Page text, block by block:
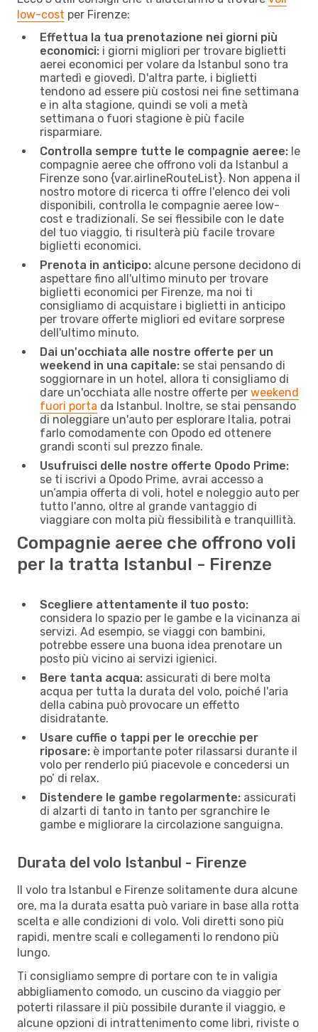
low-cost per Firenze:
Effettua la tua prenotazione nei giorni più
economici: i giorni migliori per trovare biglietti
aerei economici per volare da Istanbul sono tra
martedì e giovedì. D'altra parte, i biglietti
tendono ad essere più costosi nei fine settimana
e in alta stagione, quindi se voli a metà
settimana o fuori stagione è più facile
risparmiare.
Controlla sempre tutte le compagnie aeree: le
compagnie aeree che offrono voli da Istanbul a
Firenze sono {​var.airlineRouteList}. Non appena il
nostro motore di ricerca ti offre l'elenco dei voli
disponibili, controlla le compagnie aeree low-
cost e tradizionali. Se sei flessibile con le date
del tuo viaggio, ti risulterà più facile trovare
biglietti economici.
Prenota in anticipo: alcune persone decidono di
aspettare fino all'ultimo minuto per trovare
biglietti economici per Firenze, ma noi ti
consigliamo di acquistare i biglietti in anticipo
per trovare offerte migliori ed evitare sorprese
dell'ultimo minuto.
Dai un'occhiata alle nostre offerte per un
weekend in una capitale: se stai pensando di
soggiornare in un hotel, allora ti consigliamo di
dare un'occhiata alle nostre offerte per weekend
fuori porta da Istanbul. Inoltre, se stai pensando
di noleggiare un'auto per esplorare Italia, potrai
farlo comodamente con Opodo ed ottenere
grandi sconti sul prezzo finale.
Usufruisci delle nostre offerte Opodo Prime:
se ti iscrivi a Opodo Prime, avrai accesso a
un’ampia offerta di voli, hotel e noleggio auto per
tutto l'anno, oltre al grande vantaggio di
viaggiare con molta più flessibilità e tranquillità.
Compagnie aeree che offrono voli
per la tratta Istanbul - Firenze
Scegliere attentamente il tuo posto:
considera lo spazio per le gambe e la vicinanza ai
servizi. Ad esempio, se viaggi con bambini,
potrebbe essere una buona idea prenotare un
posto più vicino ai servizi igienici.
Bere tanta acqua: assicurati di bere molta
acqua per tutta la durata del volo, poiché l'aria
della cabina può provocare un effetto
disidratante.
Usare cuffie o tappi per le orecchie per
riposare: è importante poter rilassarsi durante il
volo per renderlo piú piacevole e concedersi un
po’ di relax.
Distendere le gambe regolarmente: assicurati
di alzarti di tanto in tanto per sgranchire le
gambe e migliorare la circolazione sanguigna.
Durata del volo Istanbul - Firenze
Il volo tra Istanbul e Firenze solitamente dura alcune
ore, ma la durata esatta può variare in base alla rotta
scelta e alle condizioni di volo. Voli diretti sono più
rapidi, mentre scali e collegamenti lo rendono più
lungo.
Ti consigliamo sempre di portare con te in valigia
abbigliamento comodo, un cuscino da viaggio per
poterti rilassare il più possibile durante il viaggio, e
alcune opzioni di intrattenimento come libri, riviste o